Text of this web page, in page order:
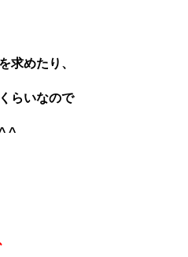
求めたり、
らいなので
^